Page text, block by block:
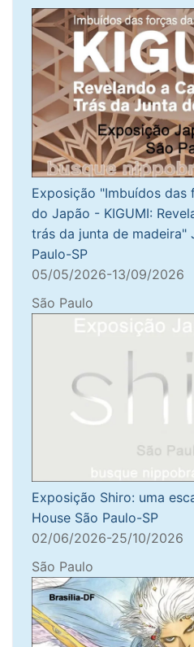
Exposição "Imbuídos
do Japão - KIGUMI:
trás da junta de madeira"
Paulo-SP
05/05/2026-13/09/2026
São Paulo
Exposição Shiro: uma
House São Paulo-SP
02/06/2026-25/10/2026
São Paulo